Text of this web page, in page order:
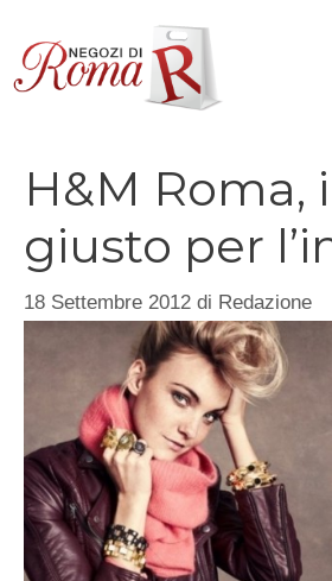
contenuto
H&M Roma,
giusto per
18 Settembre 2012 di Redazione